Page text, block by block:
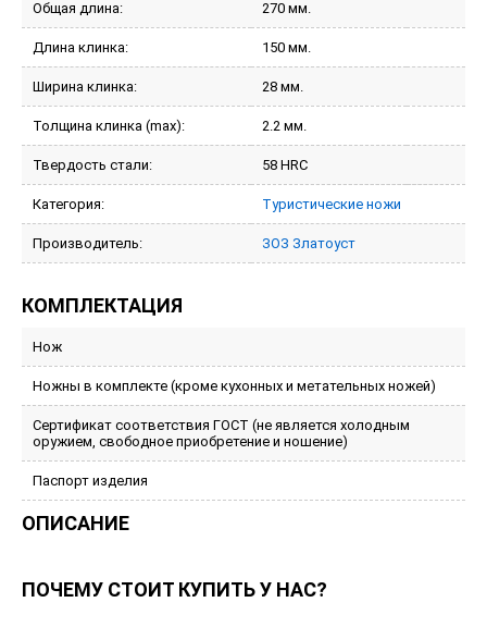
Общая длина: 270 мм.
Длина клинка: 150 мм.
Ширина клинка: 28 мм.
Толщина клинка (max): 2.2 мм.
Твердость стали: 58 HRC
Категория: Туристические ножи
Производитель: ЗОЗ Златоуст
КОМПЛЕКТАЦИЯ
Нож
Ножны в комплекте (кроме кухонных и метательных ножей)
Сертификат соответствия ГОСТ (не является холодным
оружием, свободное приобретение и ношение)
Паспорт изделия
ОПИСАНИЕ
ПОЧЕМУ СТОИТ КУПИТЬ У НАС?